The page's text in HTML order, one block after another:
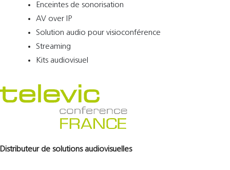
Enceintes de sonorisation
AV over IP
Solution audio pour visioconférence
Streaming
Kits audiovisuel
Distributeur de solutions audiovisuelles